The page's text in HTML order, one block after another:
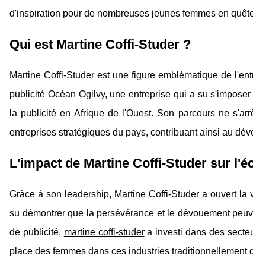
d'inspiration pour de nombreuses jeunes femmes en
Qui est Martine Coffi-Studer ?
Martine Coffi-Studer est une figure emblématique de
publicité Océan Ogilvy, une entreprise qui a su
la publicité en Afrique de l'Ouest. Son parcours ne
entreprises stratégiques du pays, contribuant ainsi au
L'impact de Martine Coffi-Studer sur
Grâce à son leadership, Martine Coffi-Studer a ouvert
su démontrer que la persévérance et le dévouement
de publicité, martine coffi-studera investi dans des
place des femmes dans ces industries traditionnellement